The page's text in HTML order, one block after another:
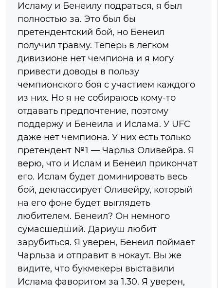
Исламу и Бенеилу подраться, я был
полностью за. Это был бы
претендентский бой, но Бенеил
получил травму. Теперь в легком
дивизионе нет чемпиона и я могу
привести доводы в пользу
чемпионского боя с участием каждого
из них. Но я не собираюсь кому-то
отдавать предпочтение, поэтому
поддержу и Бенеила и Ислама. У UFC
даже нет чемпиона. У них есть только
претендент №1 — Чарльз Оливейра. Я
верю, что и Ислам и Бенеил прикончат
его. Ислам будет доминировать весь
бой, деклассирует Оливейру, который
на его фоне будет выглядеть
любителем. Бенеил? Он немного
сумасшедший. Дариуш любит
зарубиться. Я уверен, Бенеил поймает
Чарльза и отправит в нокаут. Вы же
видите, что букмекеры выставили
Ислама фаворитом за 1.30. Я уверен,